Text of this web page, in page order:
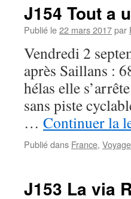
J154 Tout a
Publié le22 mars 2017par
Vendredi 2
après Saillans :
hélas elle
sans piste
… Continuer la
Publié dans France,
J153 La via